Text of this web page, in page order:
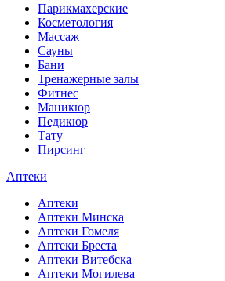
Парикмахерские
Косметология
Массаж
Сауны
Бани
Тренажерные залы
Фитнес
Маникюр
Педикюр
Тату
Пирсинг
Аптеки
Аптеки
Аптеки Минска
Аптеки Гомеля
Аптеки Бреста
Аптеки Витебска
Аптеки Могилева